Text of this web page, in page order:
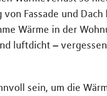
Fassade und
Wärme in der
luftdicht –
sein, um die